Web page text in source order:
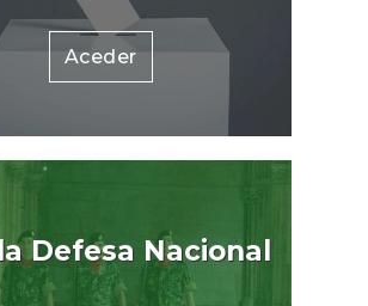
Aceder
Defesa Nacional